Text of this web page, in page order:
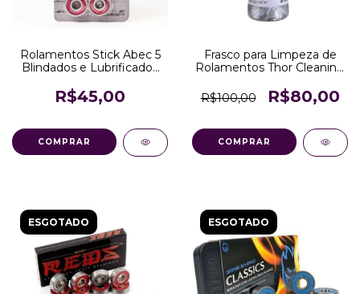
Rolamentos Stick Abec 5
Blindados e Lubrificados
R$45,00
COMPRAR
Frasco para Limpeza de
Rolamentos Thor Cleaning
R$100,00
R$80,00
ESGOTADO ESGOTADO